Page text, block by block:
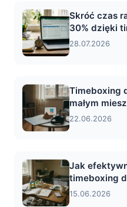
Skróć czas
30% dzięki
28.07.2026
Timeboxing
małym
22.06.2026
Jak
timeboxing
15.06.2026